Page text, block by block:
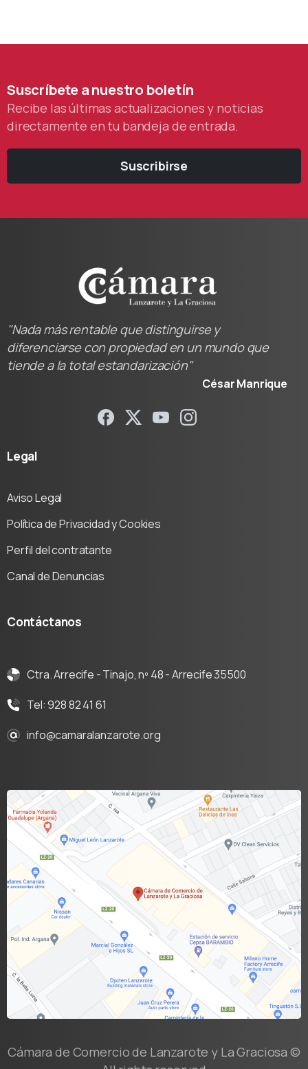
Suscríbeteanuestro boletín
Recibe las últimas actualizaciones y noticias
directamente en tu bandeja de entrada.
Suscribirse
"Nada más rentable que distinguirse y
diferenciarse con propiedad en un mundo que
tiende a la total estandarización"
César Manrique
Legal
Aviso Legal
Política de Privacidad y Cookies
Perfil del contratante
Canal de Denuncias
Contáctanos
Ctra. Arrecife - Tinajo, nº 48 - Arrecife 35500
Tel: 928 82 41 61
info@camaralanzarote.org
Cámara de Comercio de Lanzarote y La Graciosa ©